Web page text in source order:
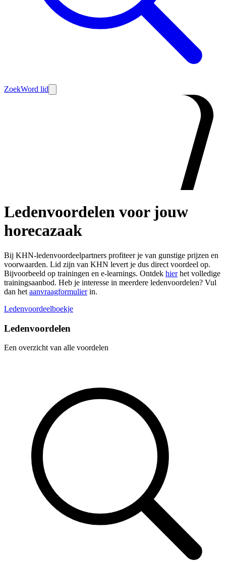
ZoekWord lid
Ledenvoordelen voor jouw
horecazaak
Bij KHN-ledenvoordeelpartners profiteer je van gunstige prijzen en
voorwaarden. Lid zijn van KHN levert je dus direct voordeel op.
Bijvoorbeeld op trainingen en e-learnings. Ontdek hierhet volledige
trainingsaanbod. Heb je interesse in meerdere ledenvoordelen? Vul
dan het aanvraagformulierin.
Ledenvoordeelboekje
Ledenvoordelen
Een overzicht van alle voordelen